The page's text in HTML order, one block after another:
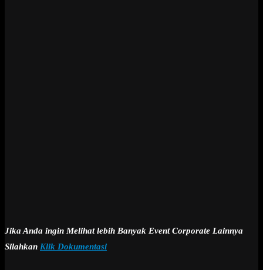
Jika Anda ingin Melihat lebih Banyak Event Corporate Lainnya
Silahkan Klik Dokumentasi